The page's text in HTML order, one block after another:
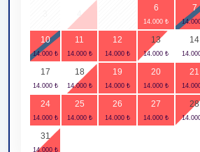
4
6 7
10 11 12 13 14
17 18 19 20 21
24 25 26 27 28
31